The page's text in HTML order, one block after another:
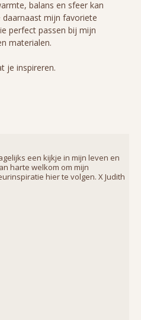
balans en sfeer kan
daarnaast mijn favoriete
perfect passen bij mijn
materialen.
je inspireren.
een kijkje in mijn leven en
harte welkom om mijn
hier te volgen. X Judith